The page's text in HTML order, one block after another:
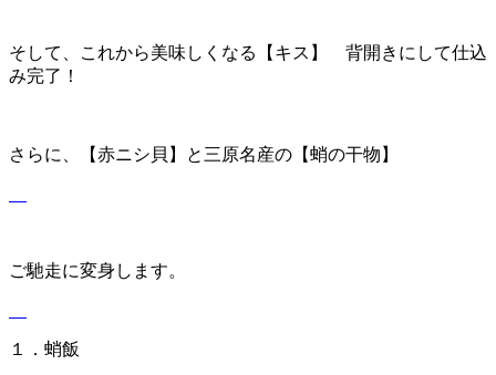
そして、これから美味しくなる【キス】 背開きにして仕込
み完了！
さらに、【赤ニシ貝】と三原名産の【蛸の干物】
ご馳走に変身します。
１．蛸飯